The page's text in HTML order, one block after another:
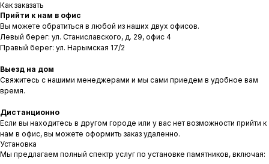
Как заказать
Прийти к нам в офис
Вы можете обратиться в любой из наших двух офисов.
Левый берег: ул. Станиславского, д. 29, офис 4
Правый берег: ул. Нарымская 17/2
Выезд на дом
Свяжитесь с нашими менеджерами и мы сами приедем в удобное вам
время.
Дистанционно
Если вы находитесь в другом городе или у вас нет возможности прийти к
нам в офис, вы можете оформить заказ удаленно.
Установка
Мы предлагаем полный спектр услуг по установке памятников, включая: